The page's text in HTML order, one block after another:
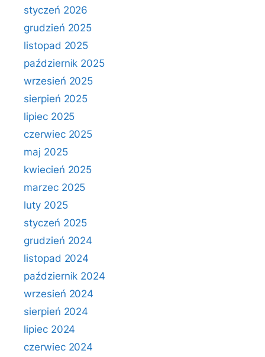
styczeń 2026
grudzień 2025
listopad 2025
październik 2025
wrzesień 2025
sierpień 2025
lipiec 2025
czerwiec 2025
maj 2025
kwiecień 2025
marzec 2025
luty 2025
styczeń 2025
grudzień 2024
listopad 2024
październik 2024
wrzesień 2024
sierpień 2024
lipiec 2024
czerwiec 2024